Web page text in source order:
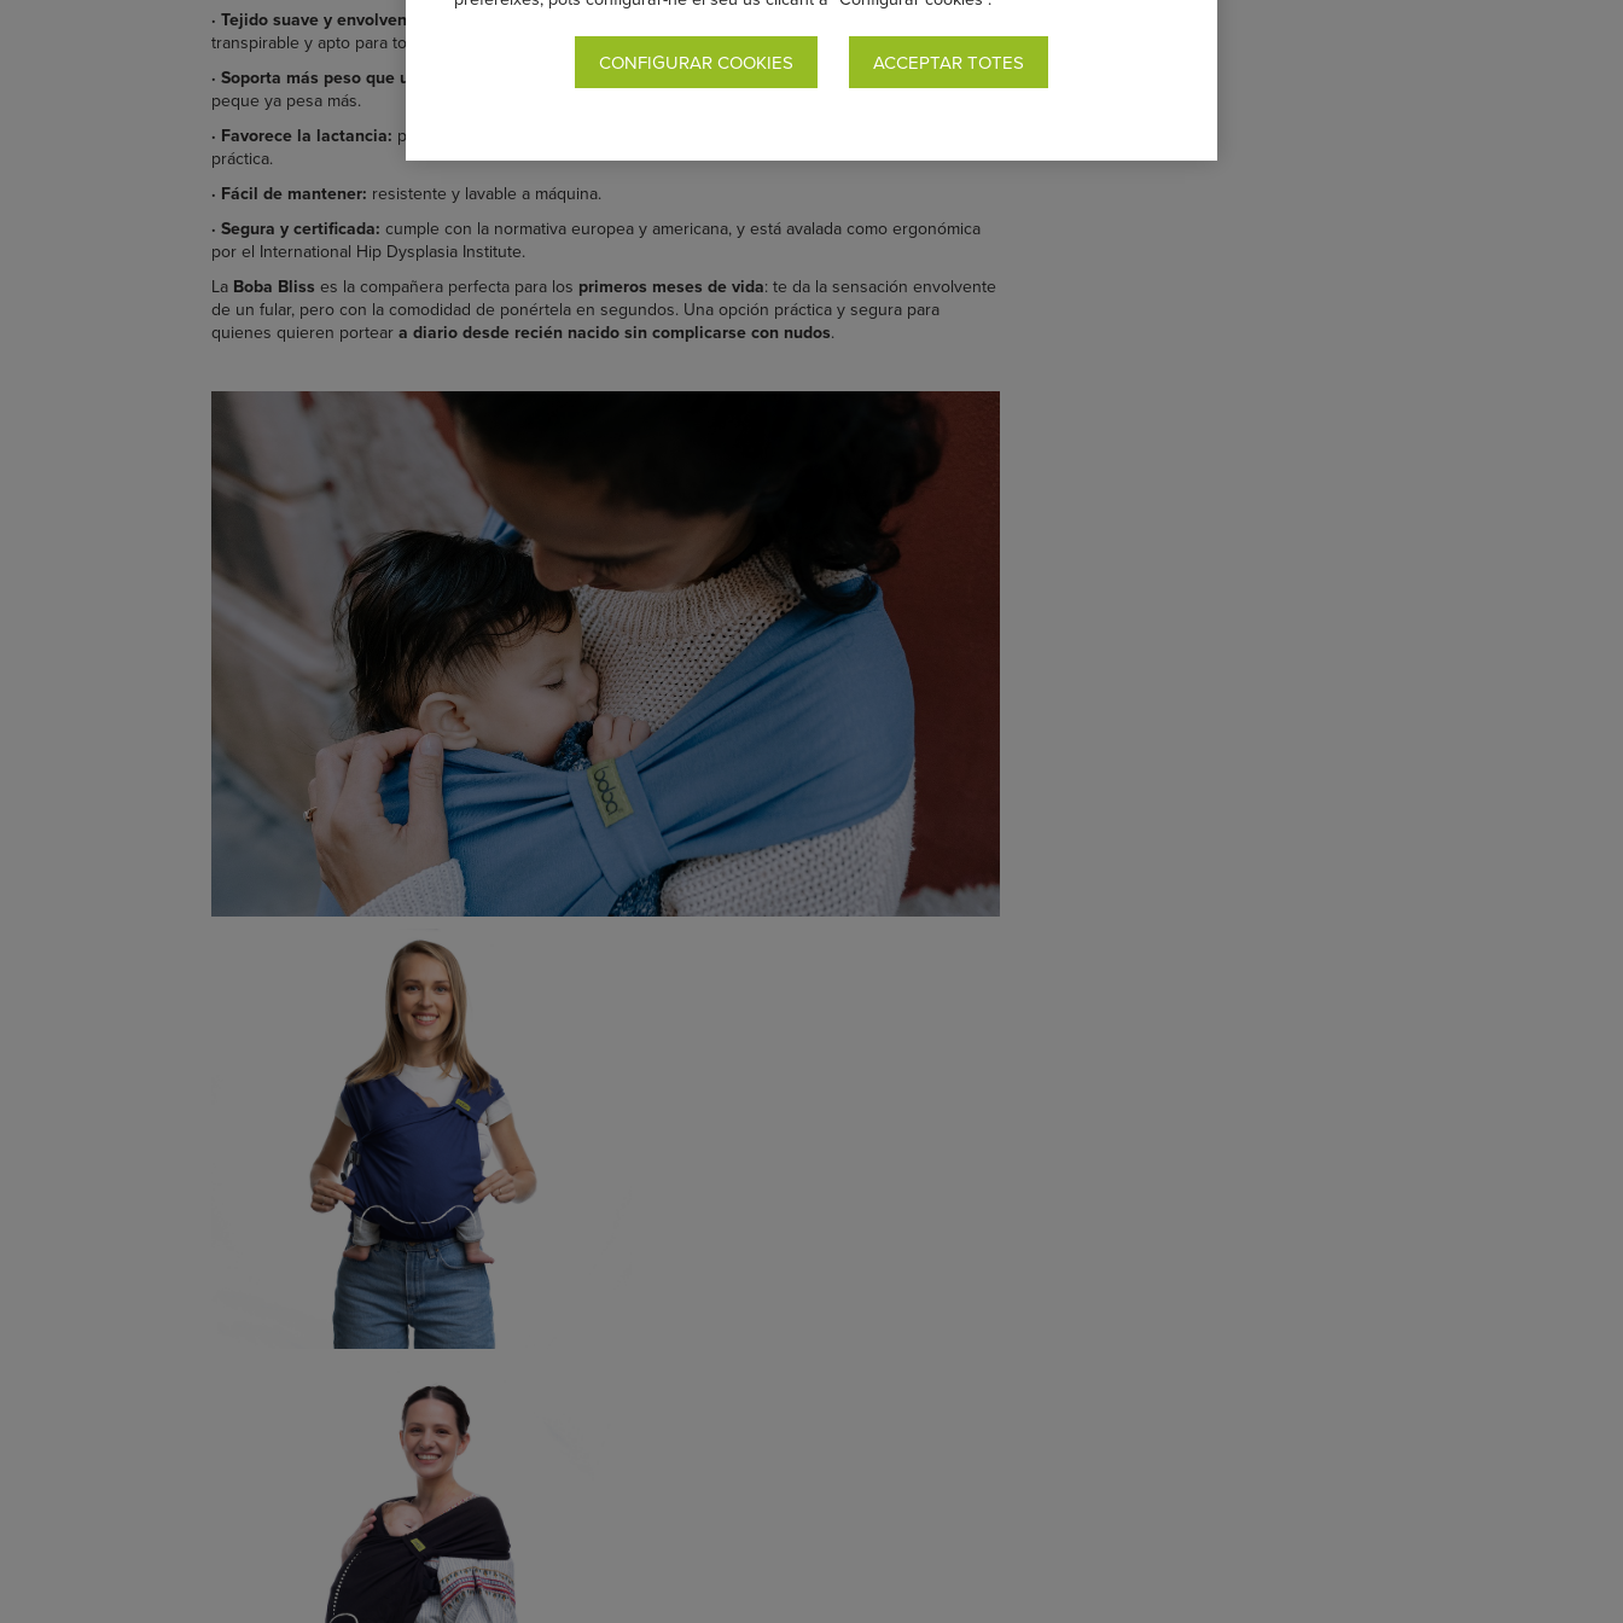
· Tejido suave y envolvente:
transpirable y apto para todas las estaciones.
· Soporta más peso que un fular clásico:
peque ya pesa más.
· Favorece la lactancia: permite amamantar con un sencillo ajuste de posición, de forma ergonómica y
práctica.
· Fácil de mantener: resistente y lavable a máquina.
· Segura y certificada: cumple con la normativa europea y americana, y está avalada como ergonómica
por el International Hip Dysplasia Institute.
La Boba Bliss es la compañera perfecta para los primeros meses de vida: te da la sensación envolvente
de un fular, pero con la comodidad de ponértela en segundos. Una opción práctica y segura para
quienes quieren portear a diario desde recién nacido sin complicarse con nudos.
CONFIGURAR COOKIES ACCEPTAR TOTES